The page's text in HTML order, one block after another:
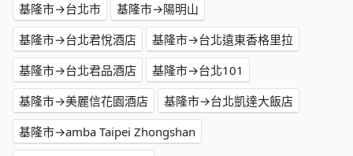
基隆市→台北市
基隆市→陽明山
基隆市→台北君悅酒店
基隆市→台北遠東香格里拉
基隆市→台北君品酒店
基隆市→台北101
基隆市→美麗信花園酒店
基隆市→台北凱達大飯店
基隆市→amba Taipei Zhongshan